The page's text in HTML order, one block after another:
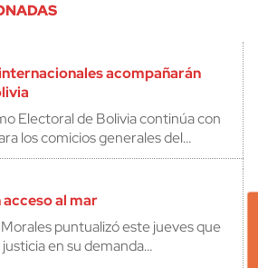
acompañarán
Electoral de Bolivia continúa con
los comicios generales del…
al mar
puntualizó este jueves que
en su demanda…